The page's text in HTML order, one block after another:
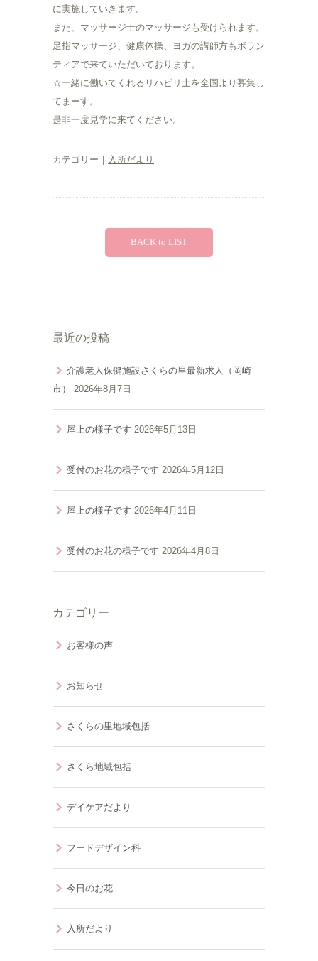
に実施していきます。
また、マッサージ士のマッサージも受けられます。
足指マッサージ、健康体操、ヨガの講師方もボラン
ティアで来ていただいております。
☆一緒に働いてくれるリハビリ士を全国より募集し
てまーす。
是非一度見学に来てください。
カテゴリー｜ 入所だより
BACK to LIST
最近の投稿
介護老人保健施設さくらの里最新求人（岡崎
市）
2026年8月7日
屋上の様子です 2026年5月13日
受付のお花の様子です 2026年5月12日
屋上の様子です 2026年4月11日
受付のお花の様子です 2026年4月8日
カテゴリー
お客様の声
お知らせ
さくらの里地域包括
さくら地域包括
デイケアだより
フードデザイン科
今日のお花
入所だより